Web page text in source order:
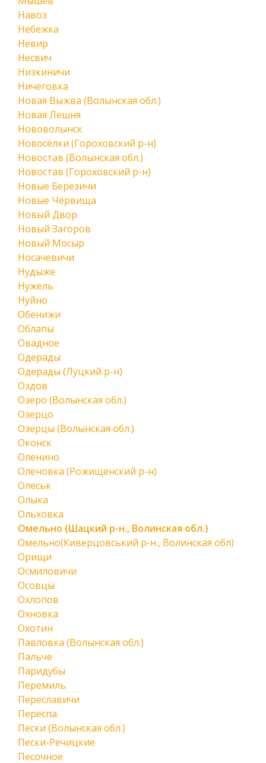
Навоз
Небежка
Невир
Несвич
Низкиничи
Ничеговка
Новая Выжва (Волынская обл.)
Новая Лешня
Нововолынск
Новосёлки (Гороховский р-н)
Новостав (Волынская обл.)
Новостав (Гороховский р-н)
Новые Березичи
Новые Червища
Новый Двор
Новый Загоров
Новый Мосыр
Носачевичи
Нудыже
Нужель
Нуйно
Обенижи
Облапы
Овадное
Одерады
Одерады (Луцкий р-н)
Оздов
Озеро (Волынская обл.)
Озерцо
Озерцы (Волынская обл.)
Оконск
Оленино
Оленовка (Рожищенский р-н)
Олеськ
Олыка
Ольховка
Омельно (Шацкий р-н., Волинская обл.)
Омельно(Киверцовський р-н., Волинская обл)
Орищи
Осмиловичи
Осовцы
Охлопов
Охновка
Охотин
Павловка (Волынская обл.)
Пальче
Паридубы
Перемиль
Переславичи
Переспа
Пески (Волынская обл.)
Пески-Речицкие
Песочное